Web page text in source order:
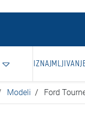
Modeli Ford